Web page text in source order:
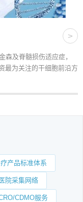
>
森及脊髓损伤适应症，
最为关注的干细胞前沿方
产品标准体系
院采集网络
CDMO服务